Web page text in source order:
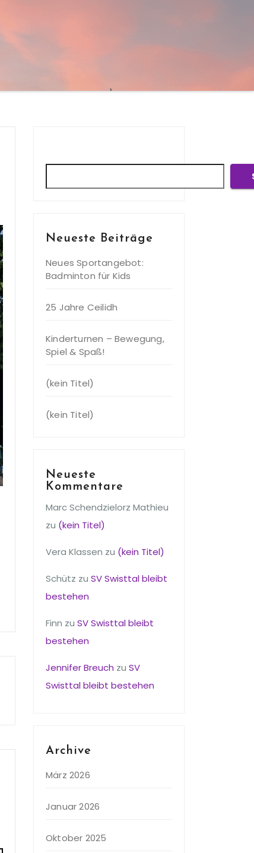
Neueste Beiträge
Neues Sportangebot:
Badminton für Kids
25 Jahre Ceilidh
Kinderturnen – Bewegung,
Spiel & Spaß!
(kein Titel)
(kein Titel)
Neueste
Kommentare
Marc Schendzielorz Mathieu
zu (kein Titel)
Vera Klassen zu (kein Titel)
Schütz zu SV Swisttal bleibt
bestehen
Finn zu SV Swisttal bleibt
bestehen
Jennifer Breuch zu SV
Swisttal bleibt bestehen
Archive
März 2026
Januar 2026
Oktober 2025